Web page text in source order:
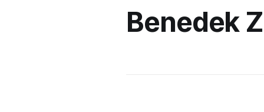
Benedek